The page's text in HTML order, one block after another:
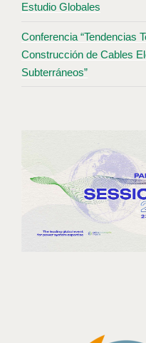
Estudio Globales
Conferencia “Tendencias
Construcción de Cables
Subterráneos”